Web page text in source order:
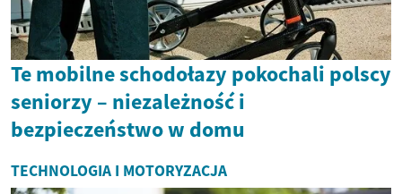
Te mobilne schodołazy pokochali polscy
seniorzy – niezależność i
bezpieczeństwo w domu
TECHNOLOGIA I MOTORYZACJA